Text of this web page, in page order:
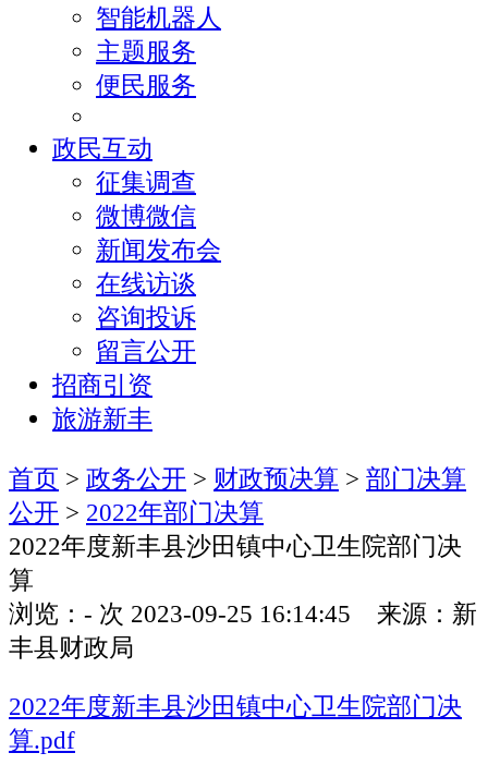
智能机器人
主题服务
便民服务
政民互动
征集调查
微博微信
新闻发布会
在线访谈
咨询投诉
留言公开
招商引资
旅游新丰
首页 > 政务公开 > 财政预决算 > 部门决算
公开 > 2022年部门决算
2022年度新丰县沙田镇中心卫生院部门决
算
浏览： - 次 2023-09-25 16:14:45 来源：新
丰县财政局
2022年度新丰县沙田镇中心卫生院部门决
算.pdf